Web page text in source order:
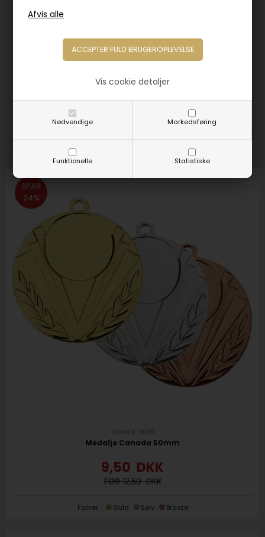
Nødvendige Markedsføring
Funktionelle Statistiske
Vis cookie detaljer
Medalje Tyrkiet 50mm
9,50DKK
SPAR
24%
Varenr. 3081
Medalje Canada 50mm
12,50
9,50 DKK
Farver: Guld Sølv Bronze